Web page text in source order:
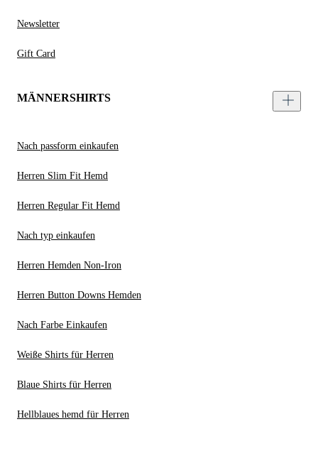
Newsletter
Gift Card
MÄNNERSHIRTS
Nach passform einkaufen
Herren Slim Fit Hemd
Herren Regular Fit Hemd
Nach typ einkaufen
Herren Hemden Non-Iron
Herren Button Downs Hemden
Nach Farbe Einkaufen
Weiße Shirts für Herren
Blaue Shirts für Herren
Hellblaues hemd für Herren